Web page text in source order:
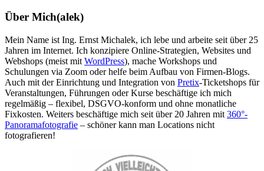
Über Mich(alek)
Mein Name ist Ing. Ernst Michalek, ich lebe und arbeite seit über 25
Jahren im Internet. Ich konzipiere Online-Strategien, Websites und
Webshops (meist mit WordPress), mache Workshops und
Schulungen via Zoom oder helfe beim Aufbau von Firmen-Blogs.
Auch mit der Einrichtung und Integration von Pretix-Ticketshops für
Veranstaltungen, Führungen oder Kurse beschäftige ich mich
regelmäßig – flexibel, DSGVO-konform und ohne monatliche
Fixkosten. Weiters beschäftige mich seit über 20 Jahren mit 360°-
Panoramafotografie – schöner kann man Locations nicht
fotografieren!